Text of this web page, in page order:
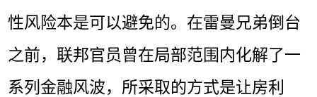
性风险本是可以避免的。在雷曼兄弟倒台
之前，联邦官员曾在局部范围内化解了一
系列金融风波，所采取的方式是让房利